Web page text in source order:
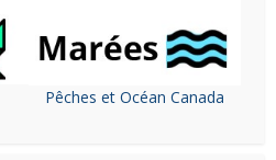
Pêches et Océan Canada